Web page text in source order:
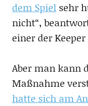
dem Spielsehr
nicht“,
einer der
Aber man kann
Maßnahme
hatte sich am